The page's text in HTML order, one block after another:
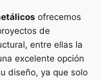
ofrecemos
de
entre ellas la
excelente opción
diseño, ya que solo